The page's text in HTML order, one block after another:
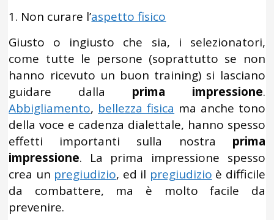
1. Non curare l’aspetto fisico
Giusto o ingiusto che sia, i selezionatori,
come tutte le persone (soprattutto se non
hanno ricevuto un buon training) si lasciano
guidare dalla prima impressione.
Abbigliamento, bellezza fisica ma anche tono
della voce e cadenza dialettale, hanno spesso
effetti importanti sulla nostra prima
impressione. La prima impressione spesso
crea un pregiudizio, ed il pregiudizio è difficile
da combattere, ma è molto facile da
prevenire.